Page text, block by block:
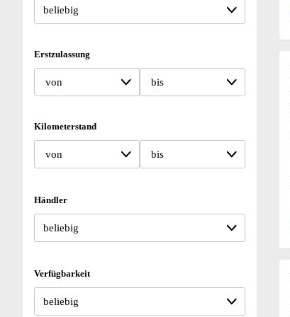
Erstzulassung
von bis
Kilometerstand
von bis
Händler
Verfügbarkeit